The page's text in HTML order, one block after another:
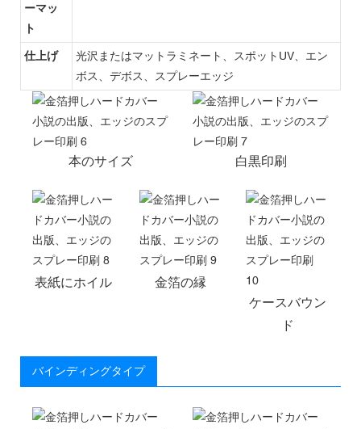
ーマッ
ト
仕上げ
光沢またはマットラミネート、スポットUV、エン
ボス、デボス、スプレーエッジ
本のサイズ 白黒印刷
表紙にホイル
金箔の縁
ケースバウン
ド
バインディングタイプ